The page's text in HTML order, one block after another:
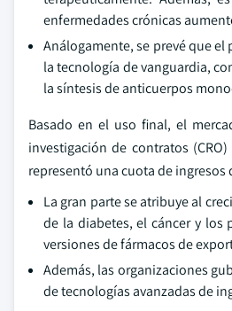
enfermedades crónicas
Análogamente, se prevé que
la tecnología de vanguardia,
la síntesis de anticuerpos
Basado en el uso final, el
investigación de contratos
representó una cuota de ingresos
La gran parte se atribuye al
de la diabetes, el cáncer y los
versiones de fármacos de
Además, las organizaciones
de tecnologías avanzadas de